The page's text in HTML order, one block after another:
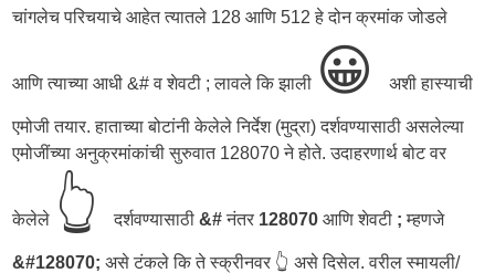
चांगलेच परिचयाचे आहेत त्यातले 128 आणि 512 हे दोन क्रमांक जोडले
आणि त्याच्या आधी &# व शेवटी ; लावले कि झाली 😀अशी हास्याची
एमोजी तयार. हाताच्या बोटांनी केलेले निर्देश (मुद्रा) दर्शवण्यासाठी असलेल्या
एमोजींच्या अनुक्रमांकांची सुरुवात 128070 ने होते. उदाहरणार्थ बोट वर
केलेले 👆दर्शवण्यासाठी&#नंतर 128070 आणि शेवटी ;म्हणजे
&#128070; असे टंकले कि ते स्क्रीनवर 👆 असे दिसेल. वरील स्मायली/